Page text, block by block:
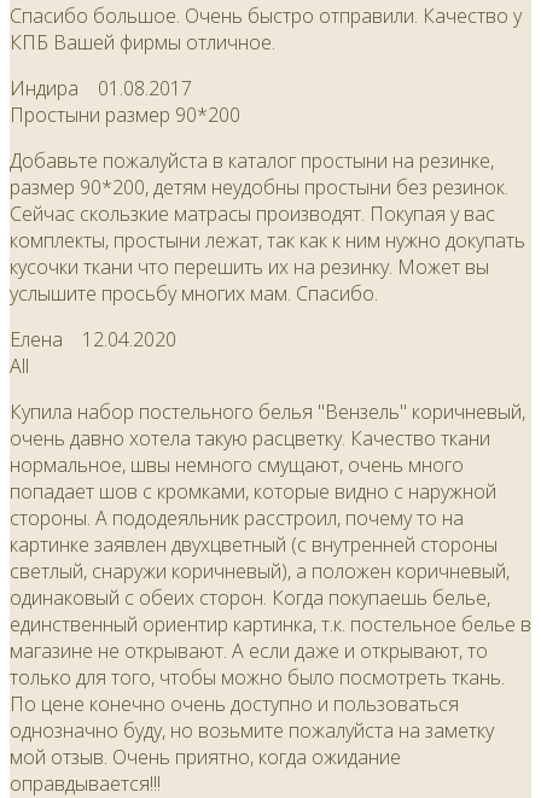
Спасибо большое. Очень быстро отправили. Качество у
КПБ Вашей фирмы отличное.
Индира 01.08.2017
Простыни размер 90*200
Добавьте пожалуйста в каталог простыни на резинке,
размер 90*200, детям неудобны простыни без резинок.
Сейчас скользкие матрасы производят. Покупая у вас
комплекты, простыни лежат, так как к ним нужно докупать
кусочки ткани что перешить их на резинку. Может вы
услышите просьбу многих мам. Спасибо.
Елена 12.04.2020
All
Купила набор постельного белья "Вензель" коричневый,
очень давно хотела такую расцветку. Качество ткани
нормальное, швы немного смущают, очень много
попадает шов с кромками, которые видно с наружной
стороны. А пододеяльник расстроил, почему то на
картинке заявлен двухцветный (с внутренней стороны
светлый, снаружи коричневый), а положен коричневый,
одинаковый с обеих сторон. Когда покупаешь белье,
единственный ориентир картинка, т.к. постельное белье в
магазине не открывают. А если даже и открывают, то
только для того, чтобы можно было посмотреть ткань.
По цене конечно очень доступно и пользоваться
однозначно буду, но возьмите пожалуйста на заметку
мой отзыв. Очень приятно, когда ожидание
оправдывается!!!